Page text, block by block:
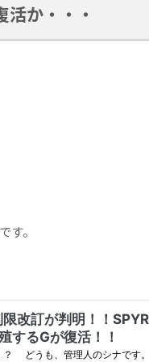
活か・・・
す。